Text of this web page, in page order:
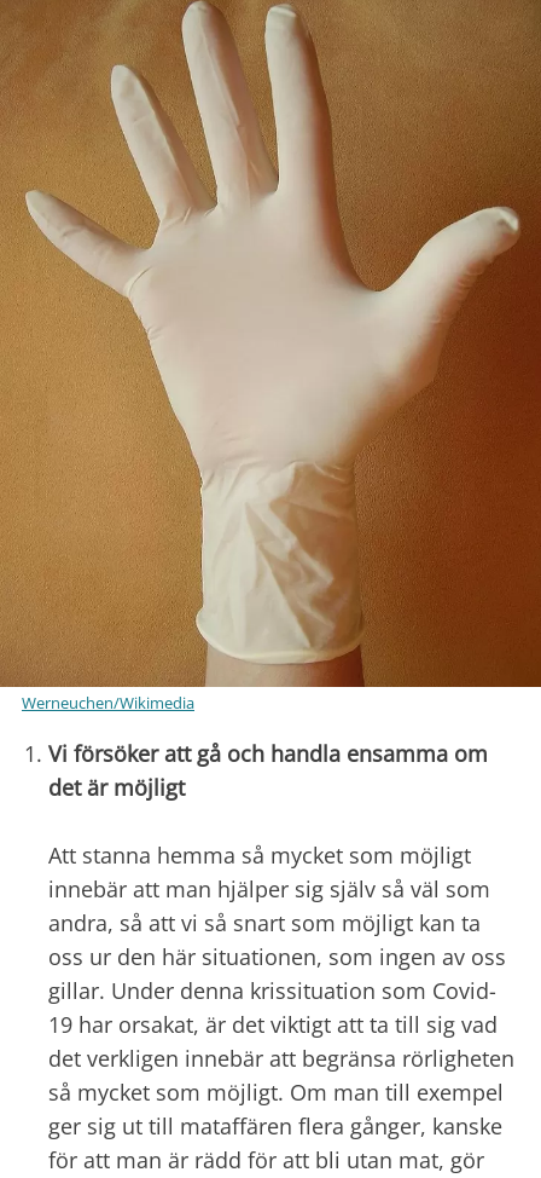
Werneuchen/Wikimedia
Vi försöker att gå och handla ensamma om
det är möjligt
Att stanna hemma så mycket som möjligt
innebär att man hjälper sig själv så väl som
andra, så att vi så snart som möjligt kan ta
oss ur den här situationen, som ingen av oss
gillar. Under denna krissituation som Covid-
19 har orsakat, är det viktigt att ta till sig vad
det verkligen innebär att begränsa rörligheten
så mycket som möjligt. Om man till exempel
ger sig ut till mataffären flera gånger, kanske
för att man är rädd för att bli utan mat, gör